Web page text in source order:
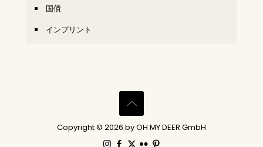
国債
インプリント
Copyright © 2026 by OH MY DEER GmbH